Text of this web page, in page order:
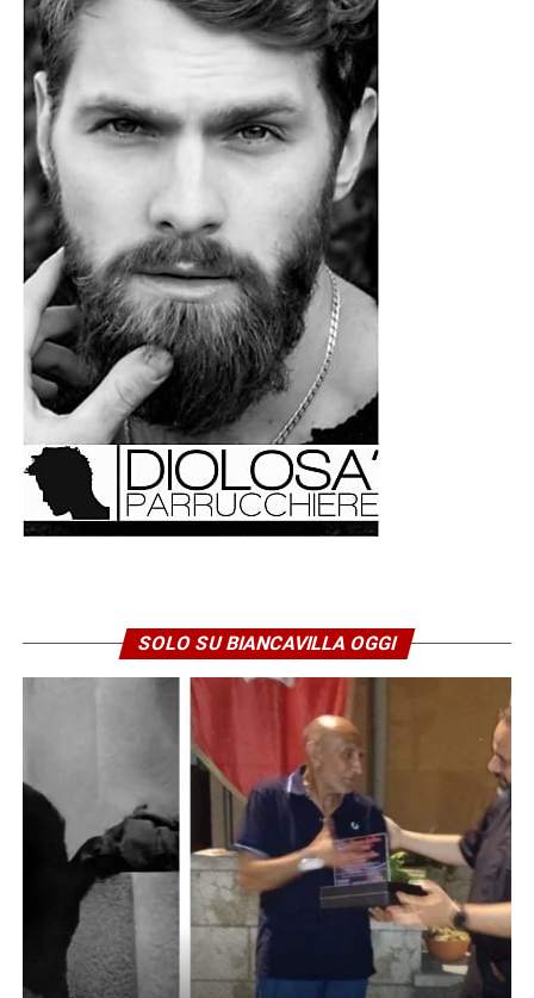
SOLO SU BIANCAVILLA OGGI